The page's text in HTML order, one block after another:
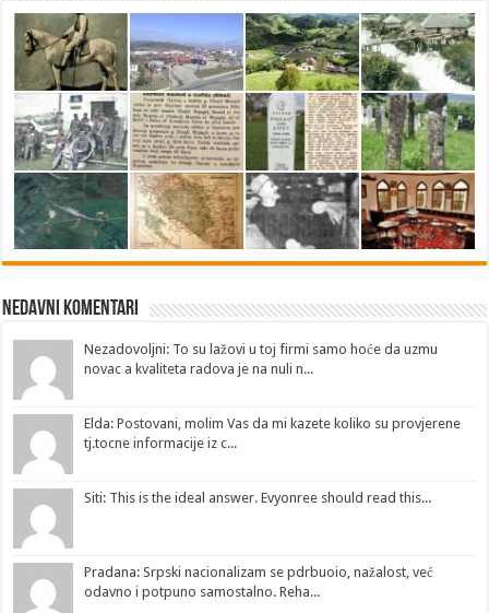
Nedavni Komentari
Nezadovoljni: To su lažovi u toj firmi samo hoće da uzmu
novac a kvaliteta radova je na nuli n...
Elda: Postovani, molim Vas da mi kazete koliko su provjerene
tj.tocne informacije iz c...
Siti: This is the ideal answer. Evyonree should read this...
Pradana: Srpski nacionalizam se pdrbuoio, nažalost, već
odavno i potpuno samostalno. Reha...